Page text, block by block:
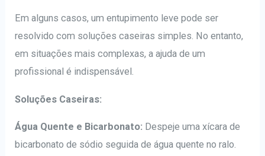
Em alguns casos, um entupimento leve pode ser
resolvido com soluções caseiras simples. No entanto,
em situações mais complexas, a ajuda de um
profissional é indispensável.
Soluções Caseiras:
Água Quente e Bicarbonato: Despeje uma xícara de
bicarbonato de sódio seguida de água quente no ralo.